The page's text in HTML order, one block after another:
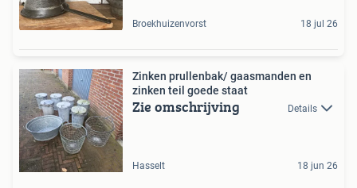
Broekhuizenvorst 18 jul 26
Zinken prullenbak/ gaasmanden en
zinken teil goede staat
Zie omschrijving Details
Hasselt 18 jun 26